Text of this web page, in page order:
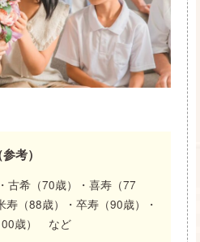
考）
古希（70歳）・喜寿（77
（88歳）・卒寿（90歳）・
歳） など